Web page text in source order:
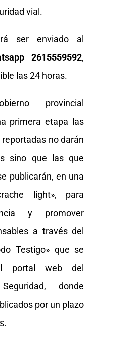
vial.
ser enviado al
2615559592,
las 24 horas.
provincial
primera etapa las
no darán
sino que las que
publicarán, en una
light», para
y promover
a través del
Testigo» que se
portal web del
donde
por un plazo